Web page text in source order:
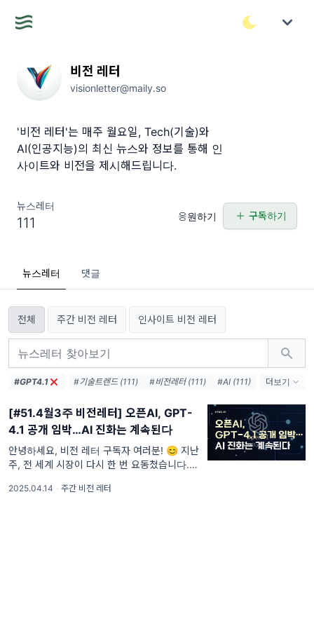
비전 레터
visionletter@maily.so
'비전 레터'는 매주 월요일, Tech(기술)와
AI(인공지능)의 최신 뉴스와 정보를 통해 인
사이트와 비전을 제시해드립니다.
뉴스레터
111 응원하기 구독하기
뉴스레터 댓글
전체 주간 비전 레터 인사이트 비전 레터
#GPT4.1 #기술트렌드 (111) #비전레터 (111)
#AI (111)
#AI생태계 (38)
#엔비디아 (36)
#메타 (36)
#AI에이전트 (33)
#AI혁신 (33)
#AI인프라 (32)
#데이터센터 (31)
#디지털전환 (31)
#AI윤리 (31)
더보기
[#51.4월3주 비전레터] 오픈AI, GPT-
4.1 공개 임박…AI 진화는 계속된다
안녕하세요, 비전 레터 구독자 여러분! 😊 지난
주, 전 세계 시장이 다시 한 번 요동쳤습니다.
날(Liberation Day)’이
2025.04.14 · 주간 비전 레터